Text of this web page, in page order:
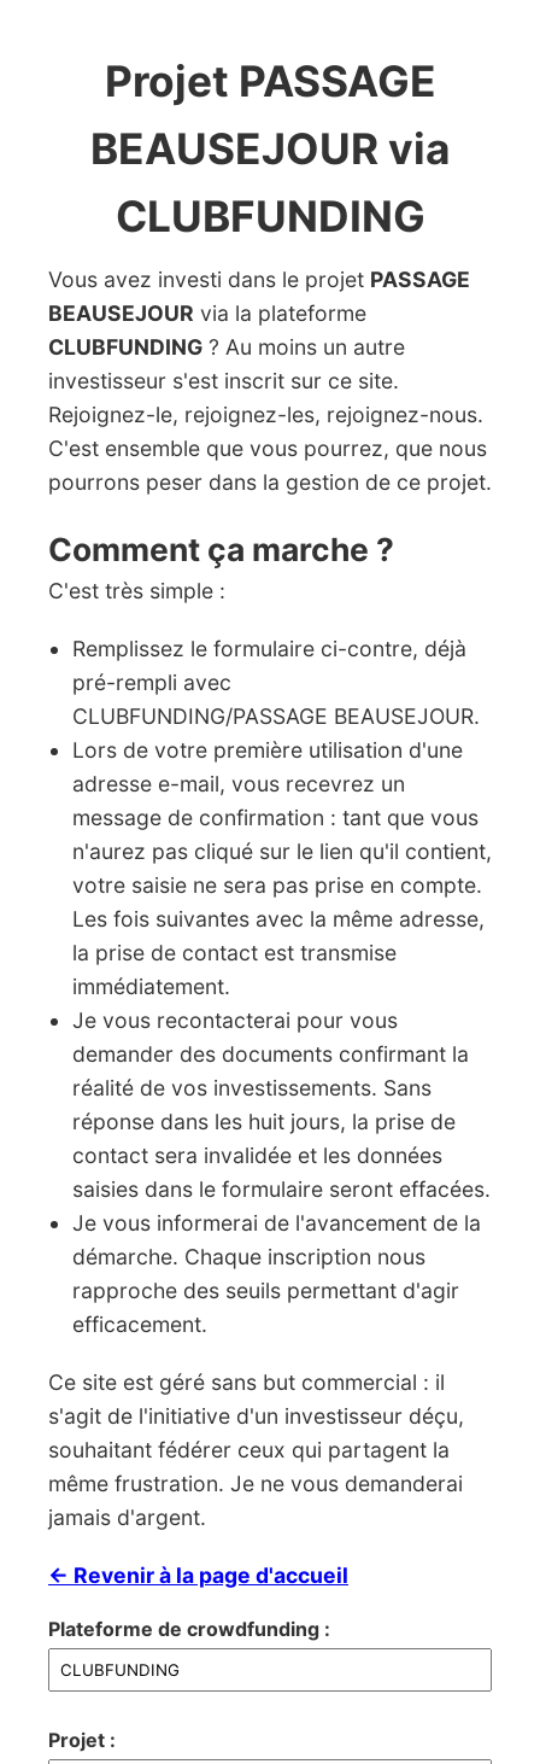
Projet PASSAGE
BEAUSEJOUR via
CLUBFUNDING
Vous avez investi dans le projet PASSAGE
BEAUSEJOUR via la plateforme
CLUBFUNDING ? Au moins un autre
investisseur s'est inscrit sur ce site.
Rejoignez-le, rejoignez-les, rejoignez-nous.
C'est ensemble que vous pourrez, que nous
pourrons peser dans la gestion de ce projet.
Comment ça marche ?
C'est très simple :
Remplissez le formulaire ci-contre, déjà
pré-rempli avec
CLUBFUNDING/PASSAGE BEAUSEJOUR.
Lors de votre première utilisation d'une
adresse e-mail, vous recevrez un
message de confirmation : tant que vous
n'aurez pas cliqué sur le lien qu'il contient,
votre saisie ne sera pas prise en compte.
Les fois suivantes avec la même adresse,
la prise de contact est transmise
immédiatement.
Je vous recontacterai pour vous
demander des documents confirmant la
réalité de vos investissements. Sans
réponse dans les huit jours, la prise de
contact sera invalidée et les données
saisies dans le formulaire seront effacées.
Je vous informerai de l'avancement de la
démarche. Chaque inscription nous
rapproche des seuils permettant d'agir
efficacement.
Ce site est géré sans but commercial : il
s'agit de l'initiative d'un investisseur déçu,
souhaitant fédérer ceux qui partagent la
même frustration. Je ne vous demanderai
jamais d'argent.
← Revenir à la page d'accueil
Plateforme de crowdfunding :
Projet :